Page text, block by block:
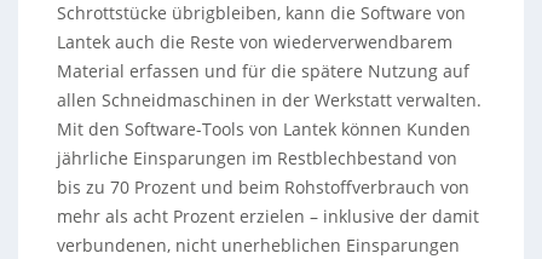
Schrottstücke übrigbleiben, kann die Software von
Lantek auch die Reste von wiederverwendbarem
Material erfassen und für die spätere Nutzung auf
allen Schneidmaschinen in der Werkstatt verwalten.
Mit den Software-Tools von Lantek können Kunden
jährliche Einsparungen im Restblechbestand von
bis zu 70 Prozent und beim Rohstoffverbrauch von
mehr als acht Prozent erzielen – inklusive der damit
verbundenen, nicht unerheblichen Einsparungen